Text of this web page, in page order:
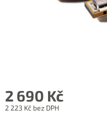
2 690 Kč
2 223 Kč bez DPH